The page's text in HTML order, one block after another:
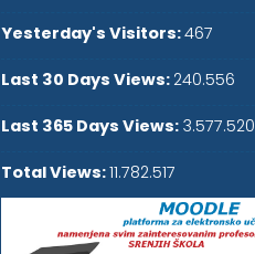
Yesterday's Visitors:467
Last 30 Days Views: 240.556
Last 365 Days Views: 3.577.520
Total Views:11.782.517